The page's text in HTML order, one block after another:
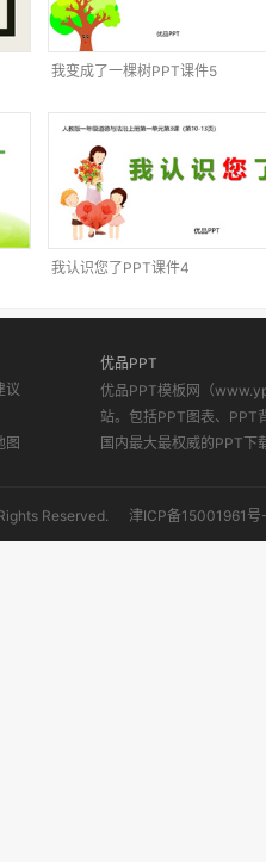
我变成了一棵树PPT课件5
我认识您了PPT课件4
议
图
优品PPT
优品PPT模板网（
站。包括PPT图表、PPT
国内最大最权威的PPT下
Reserved. 津ICP备15001961号